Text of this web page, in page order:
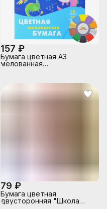
157 ₽
Бумага цветная А3
мелованная
79 ₽
Бумага цветная
двусторонняя "Школа